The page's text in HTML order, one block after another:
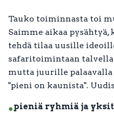
Tauko toiminnasta toi
Saimme aikaa pysähtyä,
tehdä tilaa uusille
safaritoimintaan talvella
mutta juurille
"pieni on kaunista".
●pieniä ryhmiä ja